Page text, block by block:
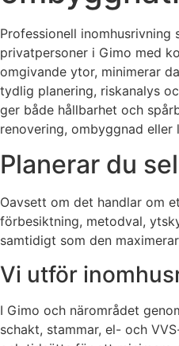
Professionell
privatpersoner i Gimo med
omgivande ytor, minimerar
tydlig planering, riskanalys
ger både hållbarhet och
renovering, ombyggnad eller
Planerar du
Oavsett om det handlar om
förbesiktning, metodval,
samtidigt som den
Vi utför
I Gimo och närområdet
schakt, stammar, el- och